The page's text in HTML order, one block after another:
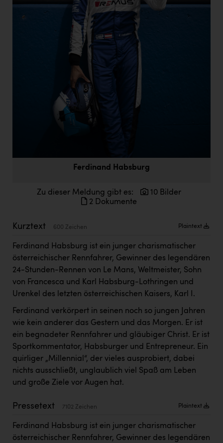
HIG Infomotion Group
Kärcher
Karin Liedl
KEBA
KIWI Kinderwunsch Institut Dr. Loimer
Kleider Bauer
Kremsmüller Anlagenbau GmbH
Maximarkt
Oldtimer Raststationen und Motorhotels
Ferdinand Habsburg
Zu dieser Meldung gibt es:
10 Bilder
2 Dokumente
Kurztext 600 Zeichen Plaintext
Ferdinand Habsburg ist ein junger charismatischer
österreichischer Rennfahrer, Gewinner des legendären
24-Stunden-Rennen von Le Mans, Weltmeister, Sohn
von Francesca und Karl Habsburg-Lothringen und
Urenkel des letzten österreichischen Kaisers, Karl I.
Ferdinand verkörpert in seinen noch so jungen Jahren
wie kein anderer das Gestern und das Morgen. Er ist
ein begnadeter Rennfahrer und gläubiger Christ. Er ist
Sportkommentator, Habsburger und Entrepreneur. Ein
quirliger „Millennial“, der vieles ausprobiert, dabei
nichts ausschließt, unglaublich viel Spaß am Leben
und große Ziele vor Augen hat.
Pressetext 7102 Zeichen Plaintext
Ferdinand Habsburg ist ein junger charismatischer
österreichischer Rennfahrer, Gewinner des legendären